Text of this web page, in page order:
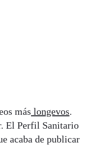
más longevos.
El Perfil Sanitario
acaba de publicar